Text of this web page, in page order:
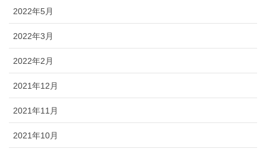
2022年5月
2022年3月
2022年2月
2021年12月
2021年11月
2021年10月